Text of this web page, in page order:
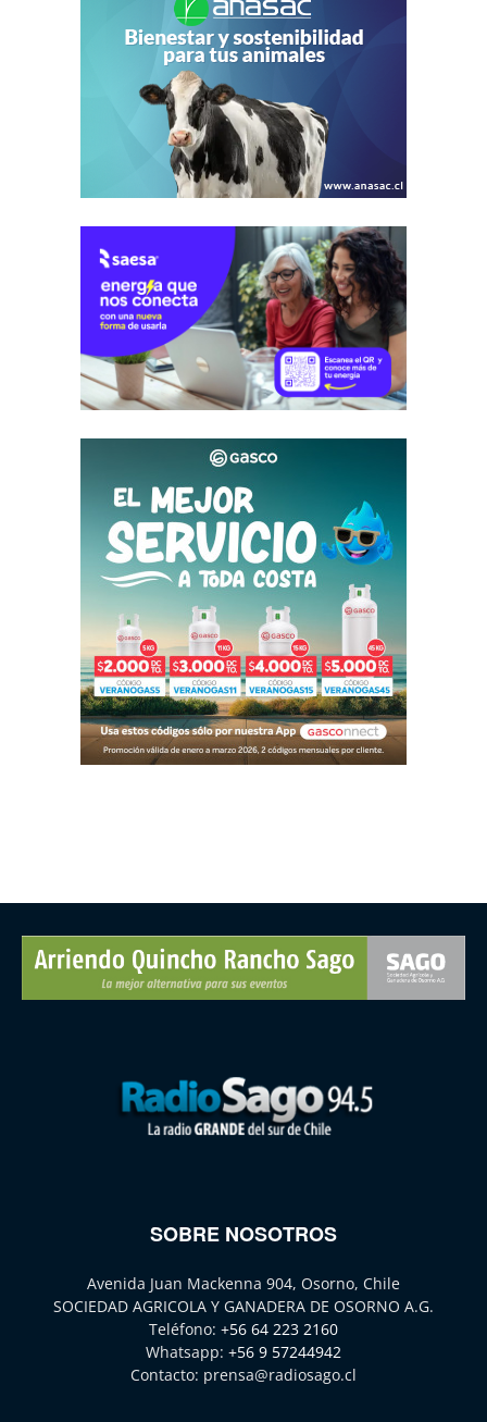
SOBRE NOSOTROS
Avenida Juan Mackenna 904, Osorno, Chile
SOCIEDAD AGRICOLA Y GANADERA DE OSORNO A.G.
Teléfono: +56 64 223 2160
Whatsapp: +56 9 57244942
Contacto: prensa@radiosago.cl